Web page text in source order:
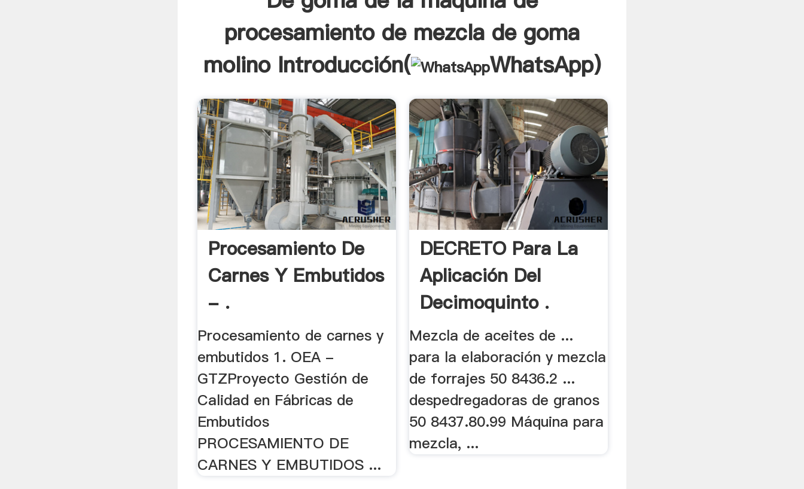
procesamiento de mezcla de goma
molino Introducción(
WhatsApp)
Procesamiento De
Carnes Y Embutidos
- .
Procesamiento de carnes y
embutidos 1. OEA -
GTZProyecto Gestión de
Calidad en Fábricas de
Embutidos
PROCESAMIENTO DE
CARNES Y EMBUTIDOS ...
DECRETO Para La
Aplicación Del
Decimoquinto .
Mezcla de aceites de ...
para la elaboración y mezcla
de forrajes 50 8436.2 ...
despedregadoras de granos
50 8437.80.99 Máquina para
mezcla, ...